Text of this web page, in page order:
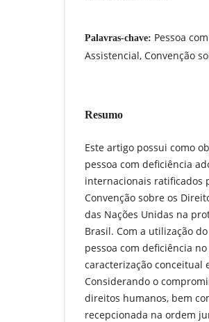
Palavras-chave: Pessoa
Assistencial, Convenção
Resumo
Este artigo possui como
pessoa com deficiência
internacionais ratificados
Convenção sobre os
das Nações Unidas na
Brasil. Com a utilização
pessoa com deficiência
caracterização conceitual
Considerando o
direitos humanos, bem
recepcionada na ordem